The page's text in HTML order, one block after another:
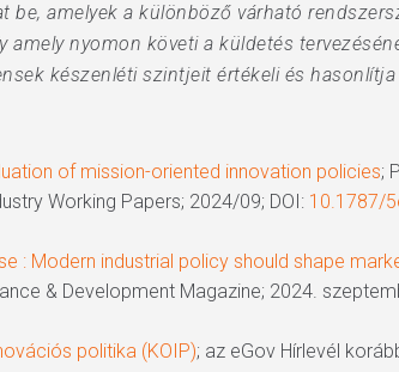
be, amelyek a különböző várható
amely nyomon követi a küldetés
készenléti szintjeit értékeli és
of mission-oriented innovation policies;
Working Papers; 2024/09; DOI: 10.1787/
: Modern industrial policy should shape
& Development Magazine; 2024.
politika (KOIP); az eGov Hírlevél